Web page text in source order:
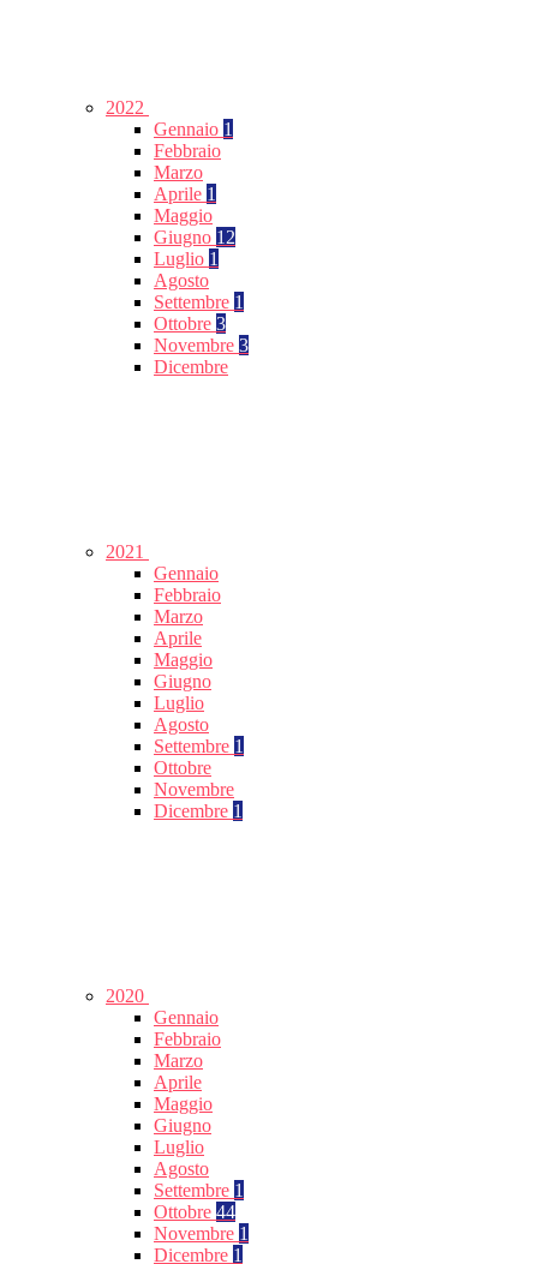
2022
Gennaio 1
Febbraio
Marzo
Aprile 1
Maggio
Giugno 12
Luglio 1
Agosto
Settembre 1
Ottobre 3
Novembre 3
Dicembre
2021
Gennaio
Febbraio
Marzo
Aprile
Maggio
Giugno
Luglio
Agosto
Settembre 1
Ottobre
Novembre
Dicembre 1
2020
Gennaio
Febbraio
Marzo
Aprile
Maggio
Giugno
Luglio
Agosto
Settembre 1
Ottobre 44
Novembre 1
Dicembre 1